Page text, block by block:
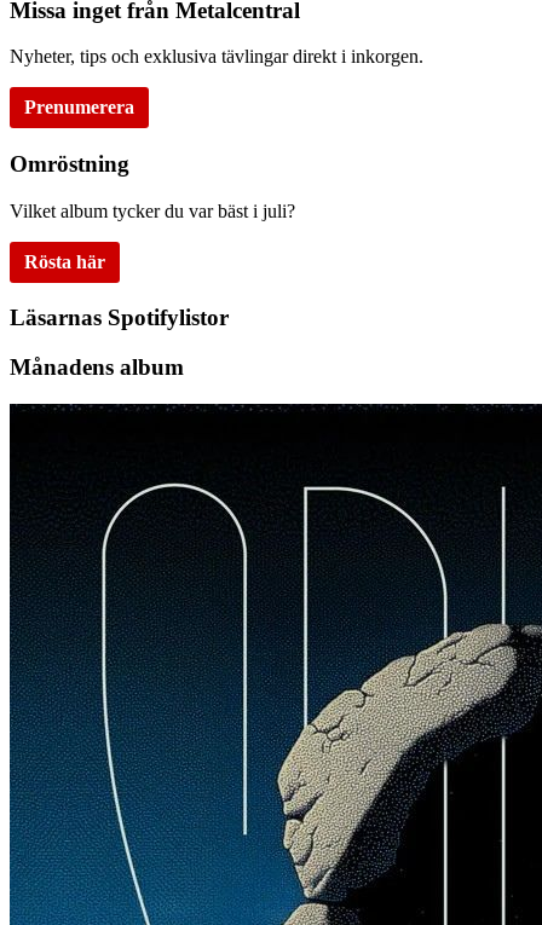
Missa inget från Metalcentral
Nyheter, tips och exklusiva tävlingar direkt i inkorgen.
Prenumerera
Omröstning
Vilket album tycker du var bäst i juli?
Rösta här
Läsarnas Spotifylistor
Månadens album